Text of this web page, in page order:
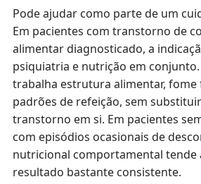
Pode ajudar como parte de um
Em pacientes com transtorno de
alimentar diagnosticado, a
psiquiatria e nutrição em
trabalha estrutura alimentar, fome
padrões de refeição, sem
transtorno em si. Em pacientes
com episódios ocasionais de
nutricional comportamental tende
resultado bastante consistente.